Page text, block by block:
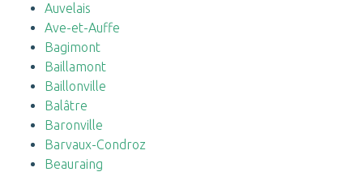
Auvelais
Ave-et-Auffe
Bagimont
Baillamont
Baillonville
Balâtre
Baronville
Barvaux-Condroz
Beauraing